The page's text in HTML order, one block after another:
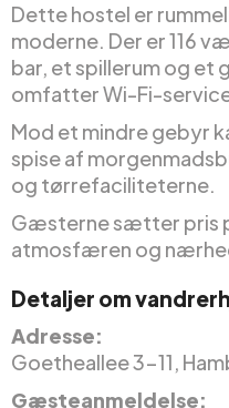
Dette hostel er
moderne. Der er 116
bar, et spillerum og
omfatter Wi-Fi-
Mod et mindre gebyr
spise af
og tørrefaciliteterne.
Gæsterne sætter pris
atmosfæren og
Detaljer om
Adresse:
Goetheallee 3-11,
Gæsteanmeldelse: